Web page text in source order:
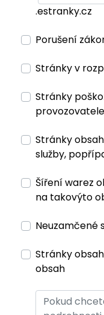
.estranky.cz
Porušení
Stránky v
Stránky
provozovatele
Stránky
služby,
Šíření warez
na takovýto
Neuzamčené
Stránky
obsah